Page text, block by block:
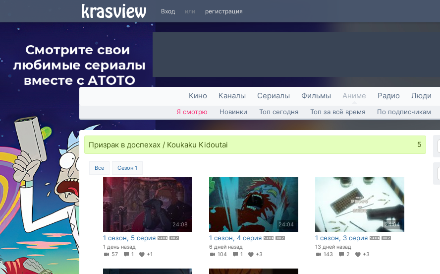
Вход или регистрация
Кино Каналы Сериалы Фильмы Аниме Радио Люди
Я смотрю Новинки Топ сегодня Топ за всё время По подписчикам
Призрак в доспехах / Koukaku Kidoutai 5
Все Сезон 1
24:08
1 сезон, 5 серия
1 день назад
57
1 +1
24:04
1 сезон, 4 серия
6 дней назад
104
1 +3
24:04
1 сезон, 3 серия
13 дней назад
143
2 +3